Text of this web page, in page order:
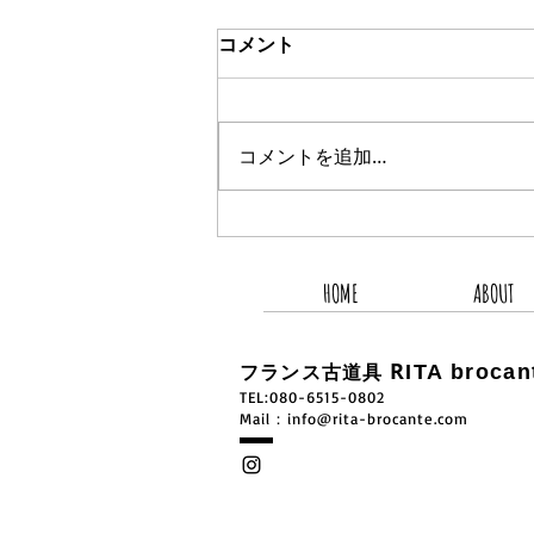
コメント
コメントを追加…
HOME ABOUT
フランス古道具 RITA
TEL:080-6515-0802
​Mail：info@rita-brocante.com